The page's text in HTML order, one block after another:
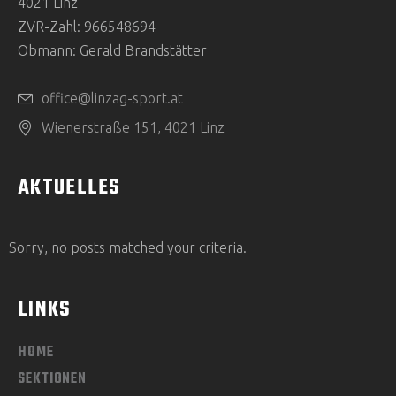
ZVR-Zahl: 966548694
Obmann: Gerald Brandstätter
office@linzag-sport.at
Wienerstraße 151, 4021 Linz
AKTUELLES
Sorry, no posts matched your criteria.
LINKS
HOME
SEKTIONEN